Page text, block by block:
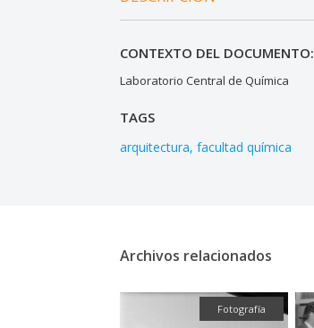
CONTEXTO DEL DOCUMENTO:
Laboratorio Central de Química
TAGS
arquitectura facultad química
Archivos relacionados
Fotografía